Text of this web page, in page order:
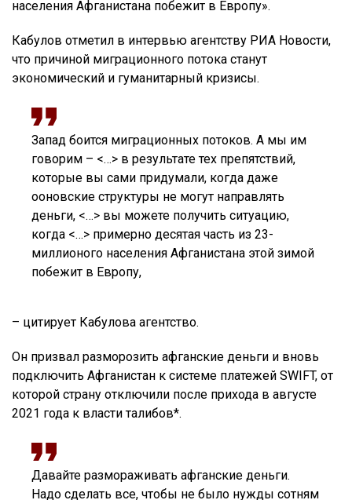
населения Афганистана побежит в Европу».
Кабулов отметил в интервью агентству РИА Новости,
что причиной миграционного потока станут
экономический и гуманитарный кризисы.
Запад боится миграционных потоков. А мы им
говорим – <…> в результате тех препятствий,
которые вы сами придумали, когда даже
ооновские структуры не могут направлять
деньги, <…> вы можете получить ситуацию,
когда <…> примерно десятая часть из 23-
миллионого населения Афганистана этой зимой
побежит в Европу,
– цитирует Кабулова агентство.
Он призвал разморозить афганские деньги и вновь
подключить Афганистан к системе платежей SWIFT, от
которой страну отключили после прихода в августе
2021 года к власти талибов*.
Давайте размораживать афганские деньги.
Надо сделать все, чтобы не было нужды сотням